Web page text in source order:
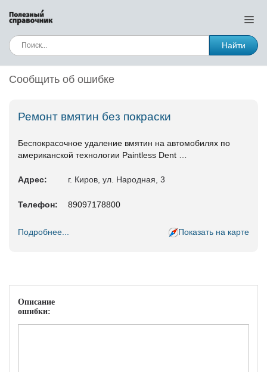
Найти
Сообщить об ошибке
Ремонт вмятин без покраски
Беспокрасочное удаление вмятин на автомобилях по
американской технологии Paintless Dent …
Адрес: г. Киров, ул. Народная, 3
Телефон: 89097178800
Подробнее... Показать на карте
Описание
ошибки: